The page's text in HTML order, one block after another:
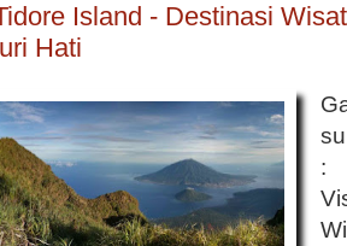
Island - Destinasi
Hati
: